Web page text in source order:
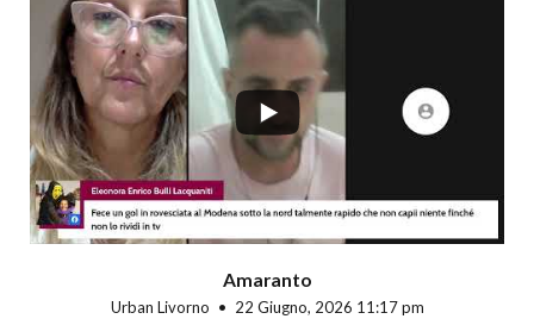
Amaranto
Urban Livorno 22 Giugno, 2026 11:17 pm